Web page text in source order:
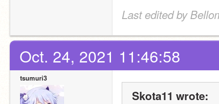
Last edited by
Oct. 24, 2021 11:46:58
tsumuri3
Skota11 wrote: